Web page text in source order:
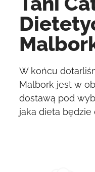
W końcu
Malbork jest w
dostawą pod
jaka dieta będzie